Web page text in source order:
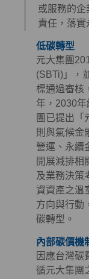
或服務的企
責任，落實
低碳轉型
元大集團
(SBTi)」，
標通過審核
年，2030
團已提出「
則與氣候金
營運、永續
開展減排相
及業務決策
資資產之溫
方向與行動
碳轉型。
內部碳價機
因應台灣碳
循元大集團